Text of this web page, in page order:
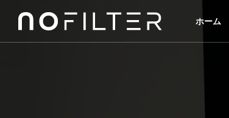
ホーム